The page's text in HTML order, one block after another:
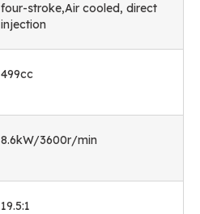
four-stroke,Air cooled, direct
injection
499cc
8.6kW/3600r/min
19.5:1